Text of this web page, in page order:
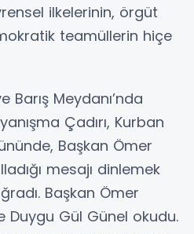
ilkelerinin, örgüt
teamüllerin hiçe
Meydanı’nda
Çadırı, Kurban
Başkan Ömer
mesajı dinlemek
Başkan Ömer
Duygu Gül Günel okudu.